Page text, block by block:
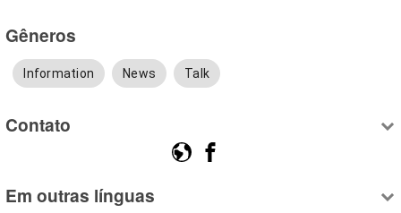
Gêneros
Information News Talk
Contato
Em outras línguas